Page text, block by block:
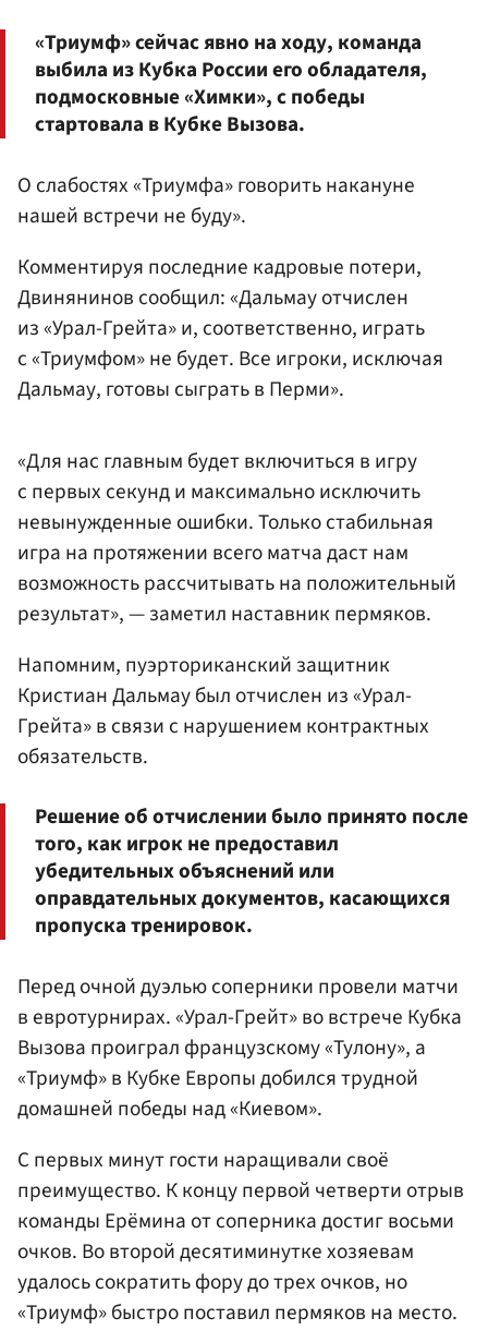
«Триумф» сейчас явно на ходу, команда
выбила из Кубка России его обладателя,
подмосковные «Химки», с победы
стартовала в Кубке Вызова.
О слабостях «Триумфа» говорить накануне
нашей встречи не буду».
Комментируя последние кадровые потери,
Двинянинов сообщил: «Дальмау отчислен
из «Урал-Грейта» и, соответственно, играть
с «Триумфом» не будет. Все игроки, исключая
Дальмау, готовы сыграть в Перми».
«Для нас главным будет включиться в игру
с первых секунд и максимально исключить
невынужденные ошибки. Только стабильная
игра на протяжении всего матча даст нам
возможность рассчитывать на положительный
результат», — заметил наставник пермяков.
Напомним, пуэрториканский защитник
Кристиан Дальмау был отчислен из «Урал-
Грейта» в связи с нарушением контрактных
обязательств.
Решение об отчислении было принято после
того, как игрок не предоставил
убедительных объяснений или
оправдательных документов, касающихся
пропуска тренировок.
Перед очной дуэлью соперники провели матчи
в евротурнирах. «Урал-Грейт» во встрече Кубка
Вызова проиграл французскому «Тулону», а
«Триумф» в Кубке Европы добился трудной
домашней победы над «Киевом».
С первых минут гости наращивали своё
преимущество. К концу первой четверти отрыв
команды Ерёмина от соперника достиг восьми
очков. Во второй десятиминутке хозяевам
удалось сократить фору до трех очков, но
«Триумф» быстро поставил пермяков на место.